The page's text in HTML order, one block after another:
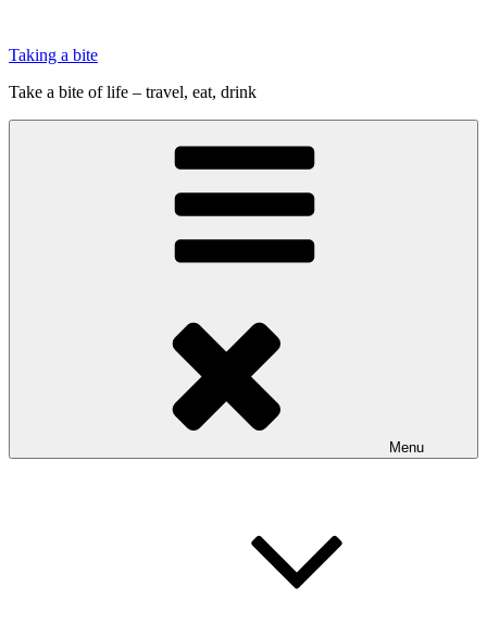
indhold
Taking a bite
Take a bite of life – travel, eat, drink
Menu